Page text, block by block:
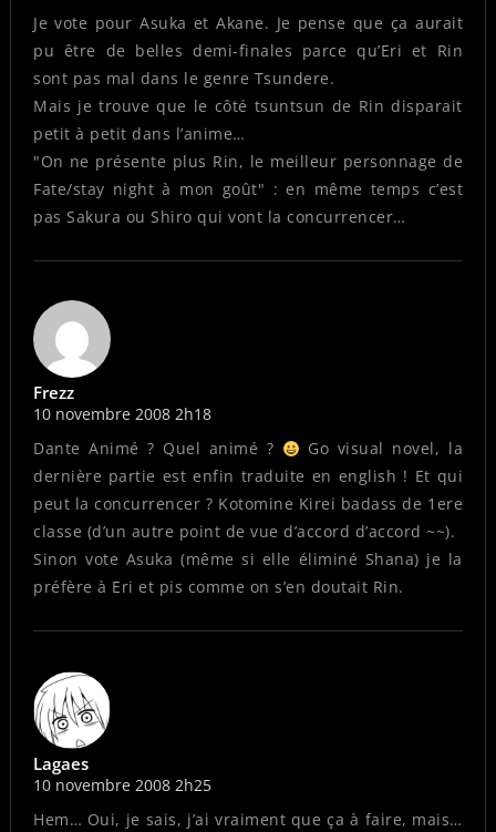
Je vote pour Asuka et Akane. Je pense que ça aurait
pu être de belles demi-finales parce qu’Eri et Rin
sont pas mal dans le genre Tsundere.
Mais je trouve que le côté tsuntsun de Rin disparait
petit à petit dans l’anime…
"On ne présente plus Rin, le meilleur personnage de
Fate/stay night à mon goût" : en même temps c’est
pas Sakura ou Shiro qui vont la concurrencer…
Frezz
10 novembre 2008 2h18
Dante Animé ? Quel animé ?
Go visual novel, la
dernière partie est enfin traduite en english ! Et qui
peut la concurrencer ? Kotomine Kirei badass de 1ere
classe (d’un autre point de vue d’accord d’accord ~~).
Sinon vote Asuka (même si elle éliminé Shana) je la
préfère à Eri et pis comme on s’en doutait Rin.
Lagaes
10 novembre 2008 2h25
Hem… Oui, je sais, j’ai vraiment que ça à faire, mais…